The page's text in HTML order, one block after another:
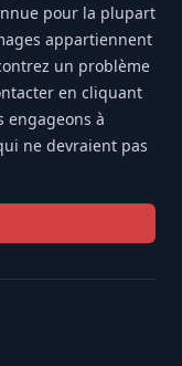
pour la plupart
appartiennent
un problème
en cliquant
engageons à
ne devraient pas